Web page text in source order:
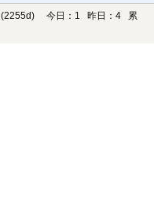
(2255d)
今日：1 昨日：4 累